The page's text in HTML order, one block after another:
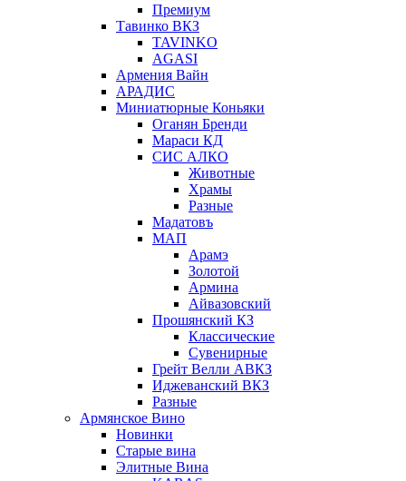
Премиум
Тавинко ВКЗ
TAVINKO
AGASI
Армения Вайн
АРАДИС
Миниатюрные Коньяки
Оганян Бренди
Мараси КД
СИС АЛКО
Животные
Храмы
Разные
Мадатовъ
МАП
Арамэ
Золотой
Армина
Айвазовский
Прошянский КЗ
Классические
Сувенирные
Грейт Велли АВКЗ
Иджеванский ВКЗ
Разные
Армянское Вино
Новинки
Старые вина
Элитные Вина